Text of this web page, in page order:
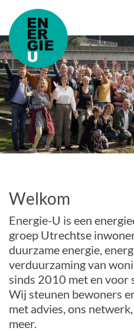
Welkom
Energie-U is een
groep Utrechtse
duurzame energie,
verduurzaming van
sinds 2010 met en voor
Wij steunen bewoners
met advies, ons
meer.